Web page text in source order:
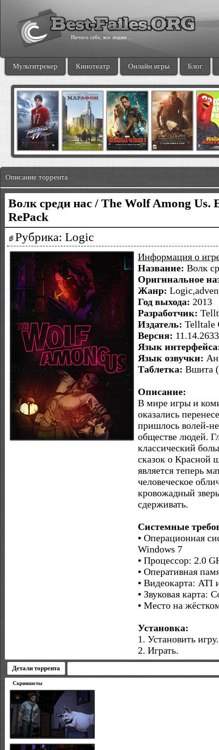
Ничего себе, все людям ...
Мультитрекер Кинотеатр Онлайн игры Блог
Описание торрента
Волк среди нас / The Wolf Among Us.
RePack
Рубрика: Logic
Информация о
Название: Волк
Оригинальное
Жанр:
Год выхода: 2013
Разработчик:
Издатель: Telltale
Версия:
Язык
Язык озвучки:
Таблетка: Вшита
Описание:
В мире игры и
оказались
пришлось волей-
обществе людей.
классический
сказок о Красной
является теперь
человеческое
кровожадный
сдерживать.
Системные
• Операционная
Windows 7
• Процессор: 2.0
• Оперативная
• Видеокарта: ATI
• Звуковая карта:
• Место на
Установка:
1. Установить игру.
2. Играть.
Детали торрента
Скриншоты